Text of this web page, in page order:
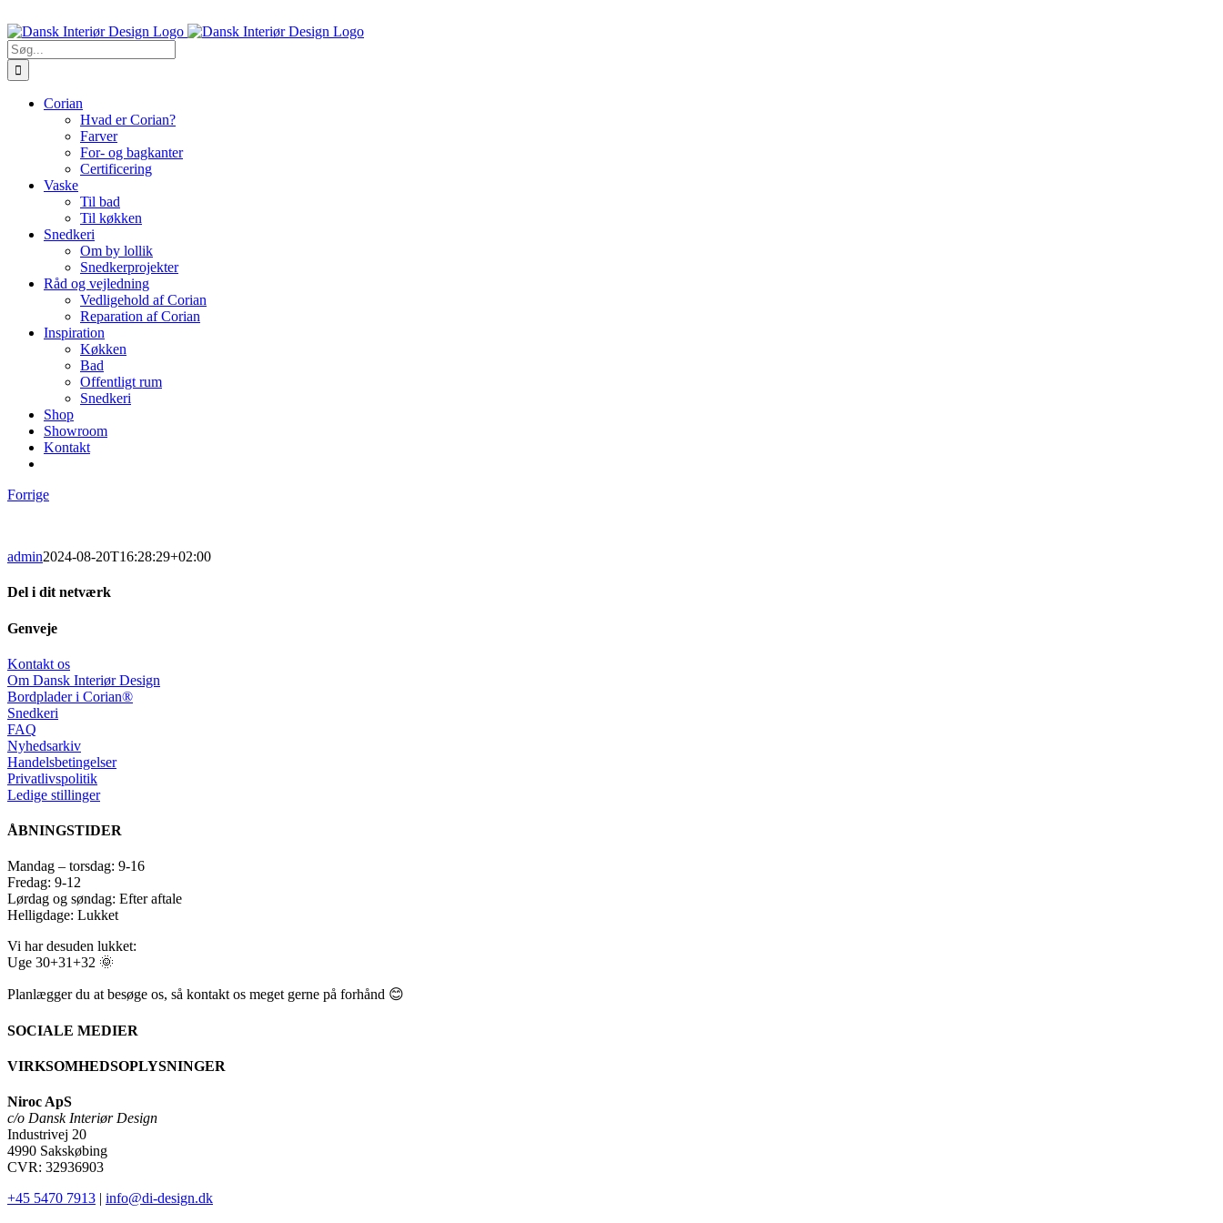
to
content
Søg
efter:
Corian
Hvad er Corian?
Farver
For- og bagkanter
Certificering
Vaske
Til bad
Til køkken
Snedkeri
Om by lollik
Snedkerprojekter
Råd og vejledning
Vedligehold af Corian
Reparation af Corian
Inspiration
Køkken
Bad
Offentligt rum
Snedkeri
Shop
Showroom
Kontakt
Forrige
admin2024-08-20T16:28:29+02:00
Del i dit netværk
Facebook
X
LinkedIn
Pinterest
E-
Genveje
Kontakt os
Om Dansk Interiør Design
Bordplader i Corian®
Snedkeri
FAQ
Nyhedsarkiv
Handelsbetingelser
Privatlivspolitik
Ledige stillinger
ÅBNINGSTIDER
Mandag – torsdag: 9-16
Fredag: 9-12
Lørdag og søndag: Efter aftale
Helligdage: Lukket
Vi har desuden lukket:
Uge 30+31+32 🌞
Planlægger du at besøge os, så kontakt os meget gerne på forhånd 😊
SOCIALE MEDIER
VIRKSOMHEDSOPLYSNINGER
Niroc ApS
c/o Dansk Interiør Design
Industrivej 20
4990 Sakskøbing
CVR: 32936903
+45 5470 7913 | info@di-design.dk